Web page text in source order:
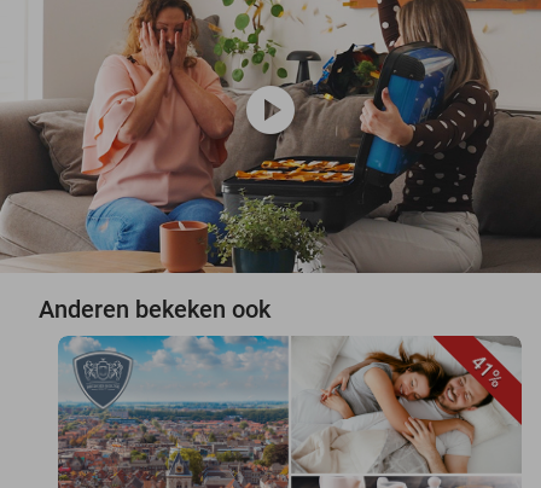
play_circle
Anderen bekeken ook
41%